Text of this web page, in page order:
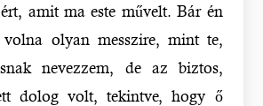
amit ma este művelt. Bár én
volna olyan messzire, mint te,
nevezzem, de az biztos,
dolog volt, tekintve, hogy ő